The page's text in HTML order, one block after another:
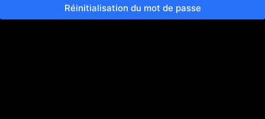
Réinitialisation du mot de passe